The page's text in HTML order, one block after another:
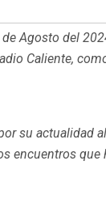
Agosto del
Caliente,
su actualidad
encuentros